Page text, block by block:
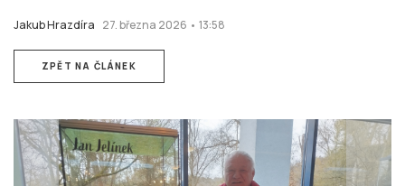
Jakub Hrazdíra 27. března 2026 • 13:58
ZPĚT NA ČLÁNEK